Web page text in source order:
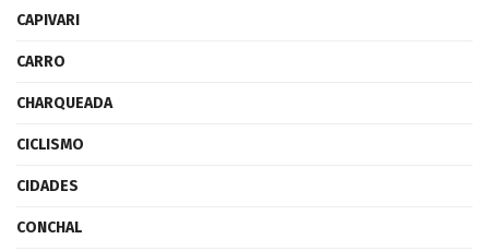
CAPIVARI
CARRO
CHARQUEADA
CICLISMO
CIDADES
CONCHAL